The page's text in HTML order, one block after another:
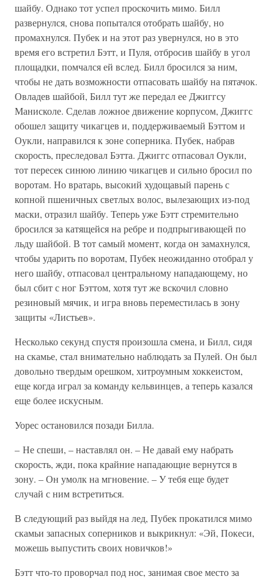
шайбу. Однако тот успел проскочить мимо. Билл
развернулся, снова попытался отобрать шайбу, но
промахнулся. Пубек и на этот раз увернулся, но в это
время его встретил Бэтт, и Пуля, отбросив шайбу в угол
площадки, помчался ей вслед. Билл бросился за ним,
чтобы не дать возможности отпасовать шайбу на пятачок.
Овладев шайбой, Билл тут же передал ее Джиггсу
Манисколе. Сделав ложное движение корпусом, Джиггс
обошел защиту чикагцев и, поддерживаемый Бэттом и
Оукли, направился к зоне соперника. Пубек, набрав
скорость, преследовал Бэтта. Джиггс отпасовал Оукли,
тот пересек синюю линию чикагцев и сильно бросил по
воротам. Но вратарь, высокий худощавый парень с
копной пшеничных светлых волос, вылезающих из-под
маски, отразил шайбу. Теперь уже Бэтт стремительно
бросился за катящейся на ребре и подпрыгивающей по
льду шайбой. В тот самый момент, когда он замахнулся,
чтобы ударить по воротам, Пубек неожиданно отобрал у
него шайбу, отпасовал центральному нападающему, но
был сбит с ног Бэттом, хотя тут же вскочил словно
резиновый мячик, и игра вновь переместилась в зону
защиты «Листьев».
Несколько секунд спустя произошла смена, и Билл, сидя
на скамье, стал внимательно наблюдать за Пулей. Он был
довольно твердым орешком, хитроумным хоккеистом,
еще когда играл за команду кельвинцев, а теперь казался
еще более искусным.
Уорес остановился позади Билла.
– Не спеши, – наставлял он. – Не давай ему набрать
скорость, жди, пока крайние нападающие вернутся в
зону. – Он умолк на мгновение. – У тебя еще будет
случай с ним встретиться.
В следующий раз выйдя на лед, Пубек прокатился мимо
скамьи запасных соперников и выкрикнул: «Эй, Покеси,
можешь выпустить своих новичков!»
Бэтт что-то проворчал под нос, занимая свое место за